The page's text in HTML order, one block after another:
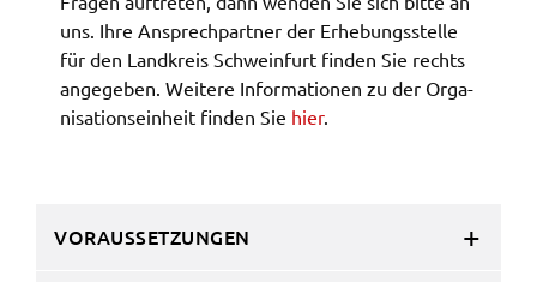
uns. Ihre Ansprech­part­ner der Erhe­bungs­stel­le
für den Land­kreis Schwein­furt finden Sie rechts
ange­ge­ben. Weite­re Infor­ma­tio­nen zu der Orga­
ni­sa­ti­ons­ein­heit finden Sie hier.
VORAUSSETZUNGEN
ermöglichen.
Weitere Informationen finden Sie in
unserenDatenschutzhinweisen
YouTube